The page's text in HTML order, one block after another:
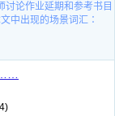
论作业延期和参考书目
中出现的场景词汇：